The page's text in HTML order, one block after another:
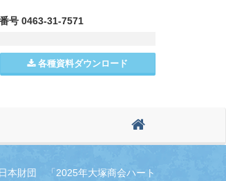
号0463-31-7571
各種資料ダウンロード
日本財団 「2025年大塚商会ハート